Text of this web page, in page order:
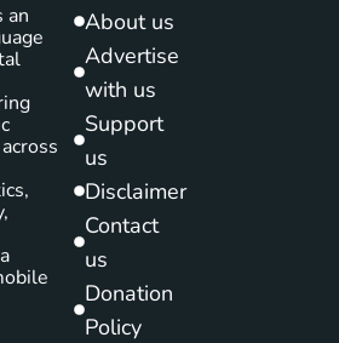
an
About us
Advertise
with us
Support
us
Disclaimer
Contact
us
Donation
Policy